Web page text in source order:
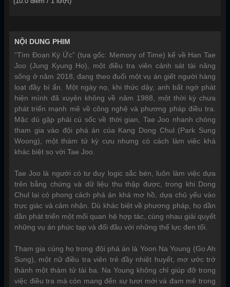
NỘI DUNG PHIM
“Tìm Đoạn Ký Ức” (tựa gốc: Memory of Time) kể về Han Tae
Joo (Jung Kyung Ho), một điều tra viên cảnh sát tài năng
sống ở năm 2018, đang theo đuổi một vụ án giết người hàng
loạt đầy bí ẩn. Một ngày nọ, khi thức dậy, anh bất ngờ phát
hiện mình đã xuyên không về năm 1988, một thời kỳ chưa
phát triển mạnh mẽ về công nghệ và phương pháp điều tra.
Mặc dù gặp phải cú sốc về thời gian, Tae Joo nhanh chóng
tham gia vào đội phá án của Kang Dong Chul (Park Sung
Woong), một thám tử kỳ cựu nhưng có cách làm việc khá
khác biệt so với Tae Joo.
Tae Joo là người có tư duy logic sắc bén, luôn làm việc dựa
trên bằng chứng và dữ liệu thu thập được, trong khi Dong
Chul lại có phong cách phá án khá mơ hồ, dựa chủ yếu vào
trực giác và cảm nhận. Dù khác biệt về phương pháp, họ dần
dần phát triển một mối quan hệ hợp tác, cùng nhau giải quyết
những vụ án phức tạp và đối đầu với những thế lực đen tối.
Tham gia cùng họ trong đội phá án là Yoon Na Young (Go Ah
Sung), một nữ điều tra viên trẻ đầy nhiệt huyết, mơ ước trở
thành một thám tử tài ba. Na Young không chỉ giúp đỡ trong
việc điều tra mà còn mang đến sự tươi mới và đam mê trong